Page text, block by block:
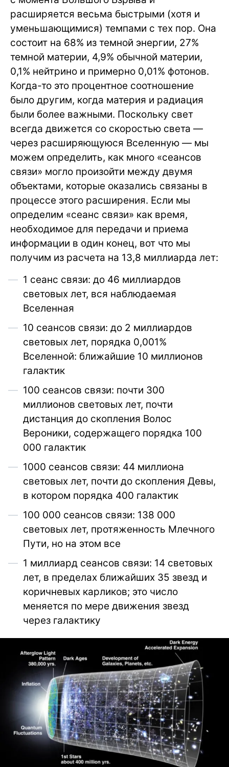
расширяется весьма быстрыми (хотя и
уменьшающимися) темпами с тех пор. Она
состоит на 68% из темной энергии, 27%
темной материи, 4,9% обычной материи,
0,1% нейтрино и примерно 0,01% фотонов.
Когда-то это процентное соотношение
было другим, когда материя и радиация
были более важными. Поскольку свет
всегда движется со скоростью света —
через расширяющуюся Вселенную — мы
можем определить, как много «сеансов
связи» могло произойти между двумя
объектами, которые оказались связаны в
процессе этого расширения. Если мы
определим «сеанс связи» как время,
необходимое для передачи и приема
информации в один конец, вот что мы
получим из расчета на 13,8 миллиарда лет:
1 сеанс связи: до 46 миллиардов
световых лет, вся наблюдаемая
Вселенная
10 сеансов связи: до 2 миллиардов
световых лет, порядка 0,001%
Вселенной: ближайшие 10 миллионов
галактик
100 сеансов связи: почти 300
миллионов световых лет, почти
дистанция до скопления Волос
Вероники, содержащего порядка 100
000 галактик
1000 сеансов связи: 44 миллиона
световых лет, почти до скопления Девы,
в котором порядка 400 галактик
100 000 сеансов связи: 138 000
световых лет, протяженность Млечного
Пути, но на этом все
1 миллиард сеансов связи: 14 световых
лет, в пределах ближайших 35 звезд и
коричневых карликов; это число
меняется по мере движения звезд
через галактику